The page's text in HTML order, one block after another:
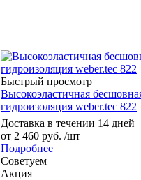
Быстрый просмотр
Высокоэластичная
гидроизоляция weber.tec 822
Доставка в течении 14 дней
от 2 460 руб. /шт
Подробнее
Советуем
Акция